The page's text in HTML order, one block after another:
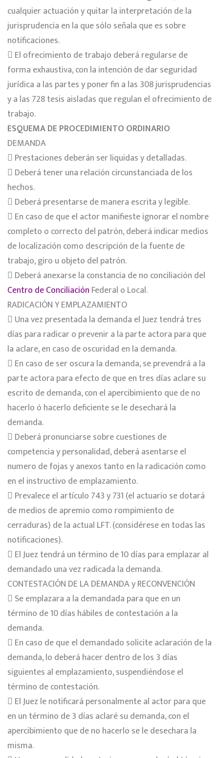
cualquier actuación y quitar la interpretación de la
jurisprudencia en la que sólo señala que es sobre
notificaciones.
 El ofrecimiento de trabajo deberá regularse de
forma exhaustiva, con la intención de dar seguridad
jurídica a las partes y poner fin a las 308 jurisprudencias
y a las 728 tesis aisladas que regulan el ofrecimiento de
trabajo.
ESQUEMA DE PROCEDIMIENTO ORDINARIO
DEMANDA
 Prestaciones deberán ser liquidas y detalladas.
 Deberá tener una relación circunstanciada de los
hechos.
 Deberá presentarse de manera escrita y legible.
 En caso de que el actor manifieste ignorar el nombre
completo o correcto del patrón, deberá indicar medios
de localización como descripción de la fuente de
trabajo, giro u objeto del patrón.
 Deberá anexarse la constancia de no conciliación del
Centro de Conciliación Federal o Local.
RADICACIÓN Y EMPLAZAMIENTO
 Una vez presentada la demanda el Juez tendrá tres
días para radicar o prevenir a la parte actora para que
la aclare, en caso de oscuridad en la demanda.
 En caso de ser oscura la demanda, se prevendrá a la
parte actora para efecto de que en tres días aclare su
escrito de demanda, con el apercibimiento que de no
hacerlo ó hacerlo deficiente se le desechará la
demanda.
 Deberá pronunciarse sobre cuestiones de
competencia y personalidad, deberá asentarse el
numero de fojas y anexos tanto en la radicación como
en el instructivo de emplazamiento.
 Prevalece el artículo 743 y 731 (el actuario se dotará
de medios de apremio como rompimiento de
cerraduras) de la actual LFT. (considérese en todas las
notificaciones).
 El Juez tendrá un término de 10 días para emplazar al
demandado una vez radicada la demanda.
CONTESTACIÓN DE LA DEMANDA y RECONVENCIÓN
 Se emplazara a la demandada para que en un
término de 10 días hábiles de contestación a la
demanda.
 En caso de que el demandado solicite aclaración de la
demanda, lo deberá hacer dentro de los 3 días
siguientes al emplazamiento, suspendiéndose el
término de contestación.
 El Juez le notificará personalmente al actor para que
en un término de 3 días aclaré su demanda, con el
apercibimiento que de no hacerlo se le desechara la
misma.